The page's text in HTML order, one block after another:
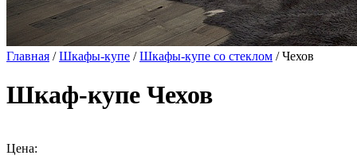
Главная /Шкафы-купе /Шкафы-купе со стеклом / Чехов
Шкаф-купе Чехов
Цена: